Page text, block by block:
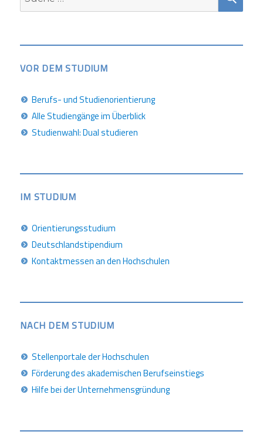
nach:
VOR DEM STUDIUM
Berufs- und Studienorientierung
Alle Studiengänge im Überblick
Studienwahl: Dual studieren
IM STUDIUM
Orientierungsstudium
Deutschlandstipendium
Kontaktmessen an den Hochschulen
NACH DEM STUDIUM
Stellenportale der Hochschulen
Förderung des akademischen Berufseinstiegs
Hilfe bei der Unternehmensgründung